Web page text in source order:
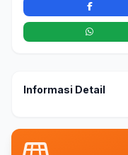
Informasi Detail